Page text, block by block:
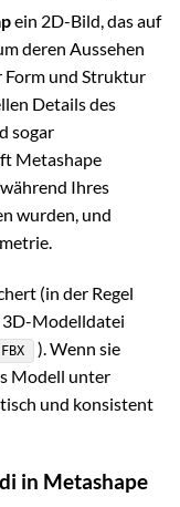
ein 2D-Bild, das auf
deren Aussehen
Form und Struktur
Details des
sogar
Metashape
Ihres
wurden, und
(in der Regel
3D-Modelldatei
). Wenn sie
Modell unter
und konsistent
in Metashape